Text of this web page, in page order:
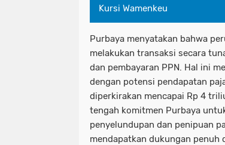
Kursi Wamenkeu
Purbaya menyatakan bahwa
melakukan transaksi secara
dan pembayaran PPN. Hal ini
dengan potensi pendapatan
diperkirakan mencapai Rp 4
tengah komitmen Purbaya
penyelundupan dan penipuan
mendapatkan dukungan penuh